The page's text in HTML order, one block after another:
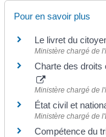
Pour en savoir plus
Le livret du
Ministère chargé de
Charte des droits
Ministère chargé de
État civil et
Ministère chargé de
Compétence du